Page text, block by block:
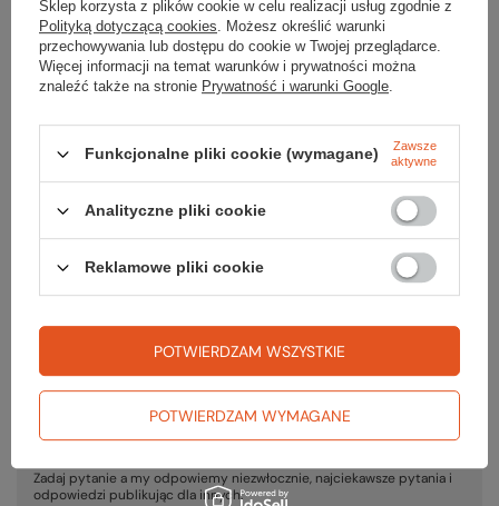
159,99 zł
Najniższa cena z 30 dni przed obniżką:199,99 zł
Gwarancja
Na sprzedawane produkty udzielana jest 24-miesięczna rękojmia na
podstawie ustawy z dnia 30 maja 2014r. o prawach konsumenta.
PODMIOT ODPOWIEDZIALNY ZA TEN PRODUKT NA TERENIE UE
Jack Wolfskin Ausrüstung für Draussen GmbH & Co. KGaA
Potrzebujesz pomocy? Masz pytania?
Zadaj pytanie a my odpowiemy niezwłocznie, najciekawsze pytania i
odpowiedzi publikując dla innych.
Sklep korzysta z plików cookie w celu realizacji usług zgodnie z
Polityką dotyczącą cookies. Możesz określić warunki
przechowywania lub dostępu do cookie w Twojej przeglądarce.
Więcej informacji na temat warunków i prywatności można
znaleźć także na stronie Prywatność i warunki Google.
Funkcjonalne pliki cookie (wymagane)
Zawsze
aktywne
Analityczne pliki cookie
Reklamowe pliki cookie
POTWIERDZAM WYMAGANE
POTWIERDZAM WSZYSTKIE